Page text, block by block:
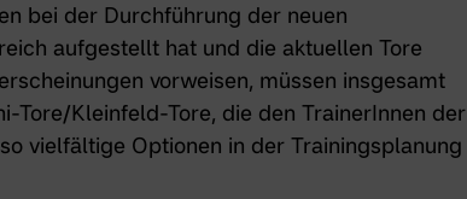
bei der Durchführung der neuen
aufgestellt hat und die aktuellen Tore
vorweisen, müssen insgesamt
Tore/Kleinfeld-Tore, die den TrainerInnen der
vielfältige Optionen in der Trainingsplanung